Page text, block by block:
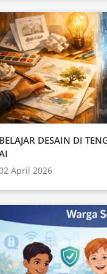
BELAJAR DESAIN DI
April 2026